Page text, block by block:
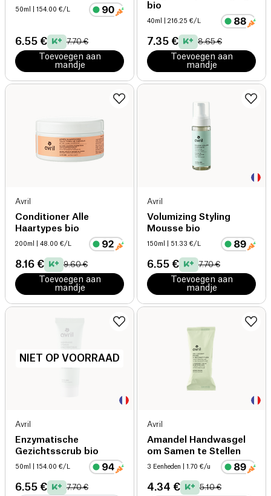
50ml | 154.00 €/L
6.55 € 7.70 €
Toevoegen aan
mandje
bio
40ml | 216.25 €/L
7.35 € 8.65 €
Toevoegen aan
mandje
Avril
Conditioner Alle
Haartypes bio
200ml | 48.00 €/L
8.16 € 9.60 €
Toevoegen aan
mandje
Avril
Volumizing Styling
Mousse bio
150ml | 51.33 €/L
6.55 € 7.70 €
Toevoegen aan
mandje
NIET OP VOORRAAD
Avril
Enzymatische
Gezichtsscrub bio
50ml | 154.00 €/L
6.55 € 7.70 €
Avril
Amandel Handwasgel
om Samen te Stellen
3 Eenheden | 1.70 €/u
4.34 € 5.10 €